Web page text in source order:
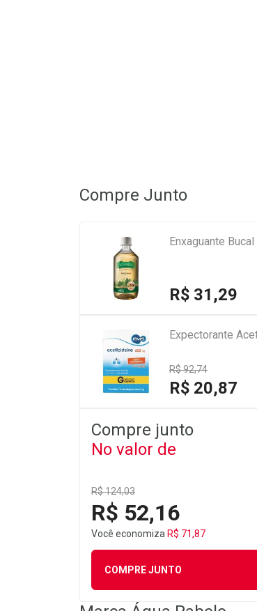
Compre Junto
Enxaguante
R$ 31,29
Expectorante
R$ 92,74
R$ 20,87
Compre junto
No valor de
R$ 124,03
R$ 52,16
Você economiza R$ 71,87
COMPRE JUNTO